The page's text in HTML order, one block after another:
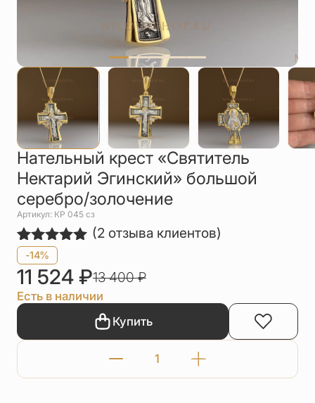
Цепи
Шнурки на
шею
Другое
Нательный крест «Святитель
Нектарий Эгинский» большой
серебро/золочение
Артикул: КР 045 сз
Рейтинг
5.00из 5
на основе
опроса
2
пользователей
(2 отзыва клиентов)
-14%
11 524 ₽13 400₽
Есть в наличии
Купить
Количество